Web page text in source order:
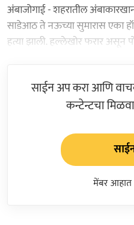
अंबाजोगाई - शहरातील
साडेआठ ते नऊच्या सुमारास एका
हत्या झाली. हल्लेखोर फरार असून
साईन अप करा आणि
कन्टेन्टचा
मेंबर